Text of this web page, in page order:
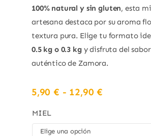
100% natural y sin gluten, esta
artesana destaca por su aroma
textura pura. Elige tu formato
0.5 kg o 0.3 kgy disfruta del sabor
auténtico de Zamora.
5,90€ - 12,90€Rango
desde
MIEL